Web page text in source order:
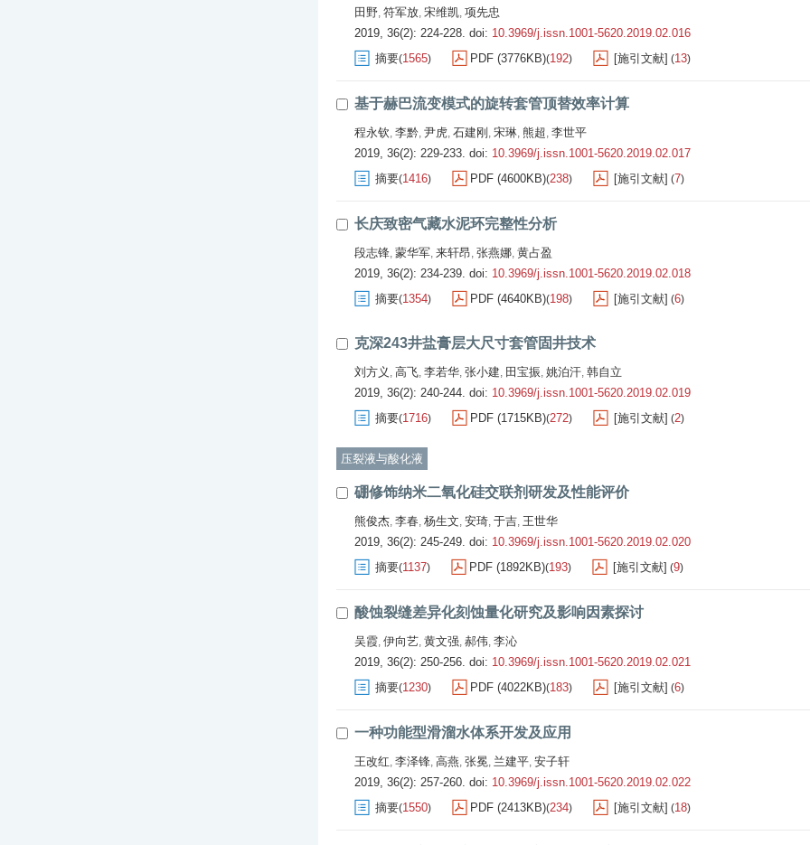
田野, 符军放, 宋维凯, 项先忠
2019, 36(2): 224-228. doi: 10.3969/j.issn.1001-5620.2019.02.016
摘要(1565) PDF (3776KB)(192) [施引文献] (13)
基于赫巴流变模式的旋转套管顶替效率计算
程永钦, 李黔, 尹虎, 石建刚 , 宋琳, 熊超, 李世平
2019, 36(2): 229-233. doi: 10.3969/j.issn.1001-5620.2019.02.017
摘要(1416) PDF (4600KB)(238) [施引文献] (7)
长庆致密气藏水泥环完整性分析
段志锋, 蒙华军, 来轩昂, 张燕娜, 黄占盈
2019, 36(2): 234-239. doi: 10.3969/j.issn.1001-5620.2019.02.018
摘要(1354) PDF (4640KB)(198) [施引文献] (6)
克深243井盐膏层大尺寸套管固井技术
刘方义 , 高飞, 李若华, 张小建, 田宝振, 姚泊汗, 韩自立
2019, 36(2): 240-244. doi: 10.3969/j.issn.1001-5620.2019.02.019
摘要(1716) PDF (1715KB)(272) [施引文献] (2)
压裂液与酸化液
硼修饰纳米二氧化硅交联剂研发及性能评价
熊俊杰, 李春, 杨生文, 安琦, 于吉, 王世华
2019, 36(2): 245-249. doi: 10.3969/j.issn.1001-5620.2019.02.020
摘要(1137) PDF (1892KB)(193) [施引文献] (9)
酸蚀裂缝差异化刻蚀量化研究及影响因素探讨
吴霞, 伊向艺, 黄文强, 郝伟, 李沁
2019, 36(2): 250-256. doi: 10.3969/j.issn.1001-5620.2019.02.021
摘要(1230) PDF (4022KB)(183) [施引文献] (6)
一种功能型滑溜水体系开发及应用
王改红, 李泽锋, 高燕, 张冕, 兰建平, 安子轩
2019, 36(2): 257-260. doi: 10.3969/j.issn.1001-5620.2019.02.022
摘要(1550) PDF (2413KB)(234) [施引文献] (18)